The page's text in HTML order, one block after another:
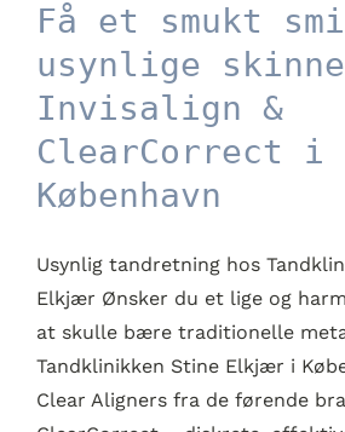
Invisalign &
i
Få et smukt
usynlige
Invisalign &
ClearCorrect i
København
Usynlig tandretning hos
Elkjær Ønsker du et lige og
at skulle bære traditionelle
Tandklinikken Stine Elkjær i
Clear Aligners fra de førende